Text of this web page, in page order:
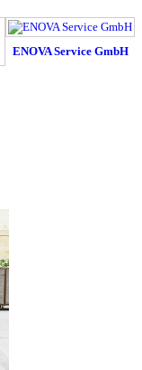
ENOVA Service GmbH